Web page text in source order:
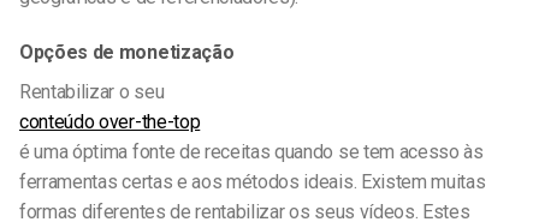
Opções de monetização
Rentabilizar o seu
conteúdo over-the-top
é uma óptima fonte de receitas quando se tem acesso às
ferramentas certas e aos métodos ideais. Existem muitas
formas diferentes de rentabilizar os seus vídeos. Estes